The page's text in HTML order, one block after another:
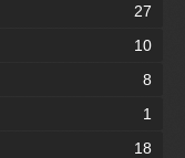
27
10
8
1
18